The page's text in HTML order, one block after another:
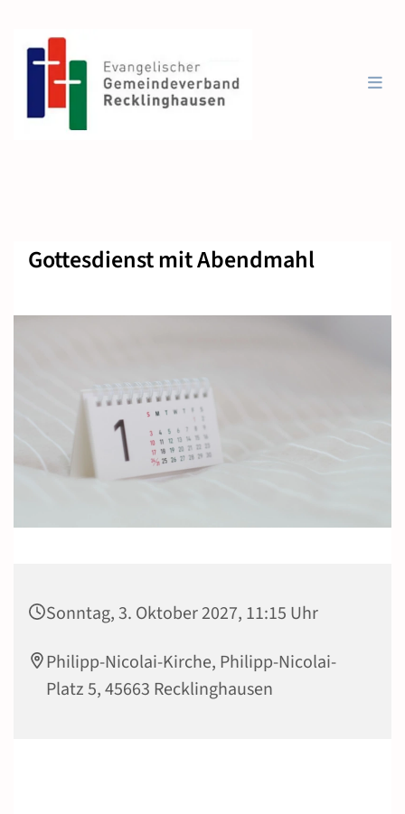
Gottesdienst mit Abendmahl
Sonntag, 3. Oktober 2027, 11:15 Uhr
Philipp-Nicolai-Kirche, Philipp-Nicolai-
Platz 5, 45663 Recklinghausen